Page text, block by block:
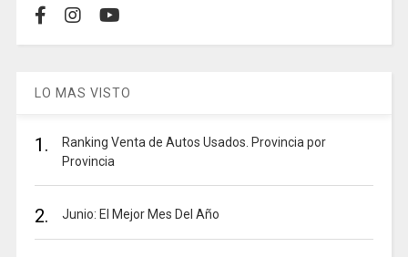
LO MAS VISTO
1.
Ranking Venta de Autos Usados. Provincia por
Provincia
2. Junio: El Mejor Mes Del Año